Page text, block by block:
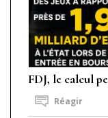
FDJ, le calcul
Réagir